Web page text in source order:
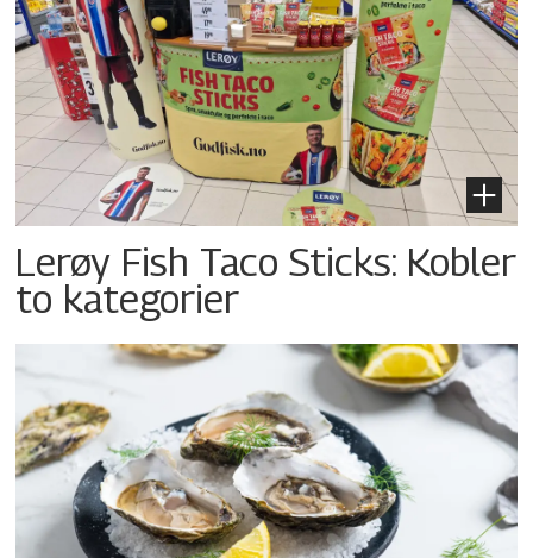
Lerøy Fish Taco Sticks: Kobler
to kategorier